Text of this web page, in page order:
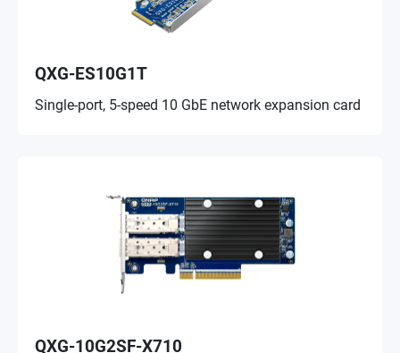
QXG-ES10G1T
Single-port, 5-speed 10 GbE network expansion card
QXG-10G2SF-X710